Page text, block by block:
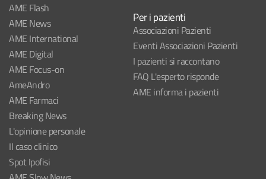
AME Flash
AME News
AME International
AME Digital
AME Focus-on
AmeAndro
AME Farmaci
Breaking News
L'opinione personale
Il caso clinico
Spot Ipofisi
Per i pazienti
Associazioni Pazienti
Eventi Associazioni Pazienti
I pazienti si raccontano
FAQ L'esperto risponde
AME informa i pazienti